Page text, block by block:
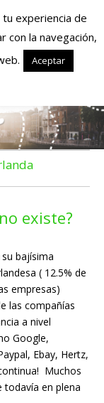
en
trabajan en
existe?
bajísima
( 12.5% de
empresas)
las compañías
a nivel
Google,
Ebay, Hertz,
Muchos
todavía en plena
experiencia de
con la navegación,
Aceptar